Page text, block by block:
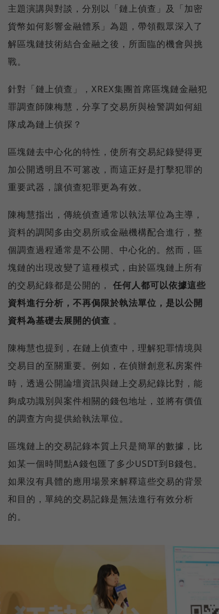
主題演講與對談，分別以「鏈上偵查」及「加密
貨幣如何影響金融體系」為題，帶領觀眾深入了
解區塊鏈技術結合金融之後，所面臨的機會與挑
戰。
針對「鏈上偵查」，XREX集團首席區塊鏈金融犯
罪調查師陳梅慧，分享了交易所與檢警調如何組
隊成為鏈上偵探？
區塊鏈去中心化的特性，使所有交易紀錄變得更
加公開透明且不可篡改，而這正好是打擊犯罪的
重要武器，讓偵查犯罪更為有效。
陳梅慧指出，傳統偵查通常以執法單位為主導，
資料的調閱多由交易所或金融機構配合進行，整
個調查過程通常是不公開、中心化的。然而，區
塊鏈的出現改變了這種模式，由於區塊鏈上所有
的交易紀錄都是公開的， 任何人都可以依據這些
資料進行分析，不再侷限於執法單位，是以公開
資料為基礎去展開的偵查 。
陳梅慧也提到，在鏈上偵查中，理解犯罪情境與
交易目的至關重要。例如，在偵辦創意私房案件
時，透過公開論壇資訊與鏈上交易紀錄比對，能
夠成功識別與案件相關的錢包地址，並將有價值
的調查方向提供給執法單位。
區塊鏈上的交易記錄本質上只是簡單的數據，比
如某一個時間點A錢包匯了多少USDT到B錢包。
如果沒有具體的應用場景來解釋這些交易的背景
和目的，單純的交易記錄是無法進行有效分析
的。